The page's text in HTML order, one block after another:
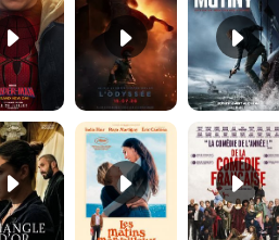
Les Matins merveilleux Bande-annonce VF De la Comédie-Française Teaser VF